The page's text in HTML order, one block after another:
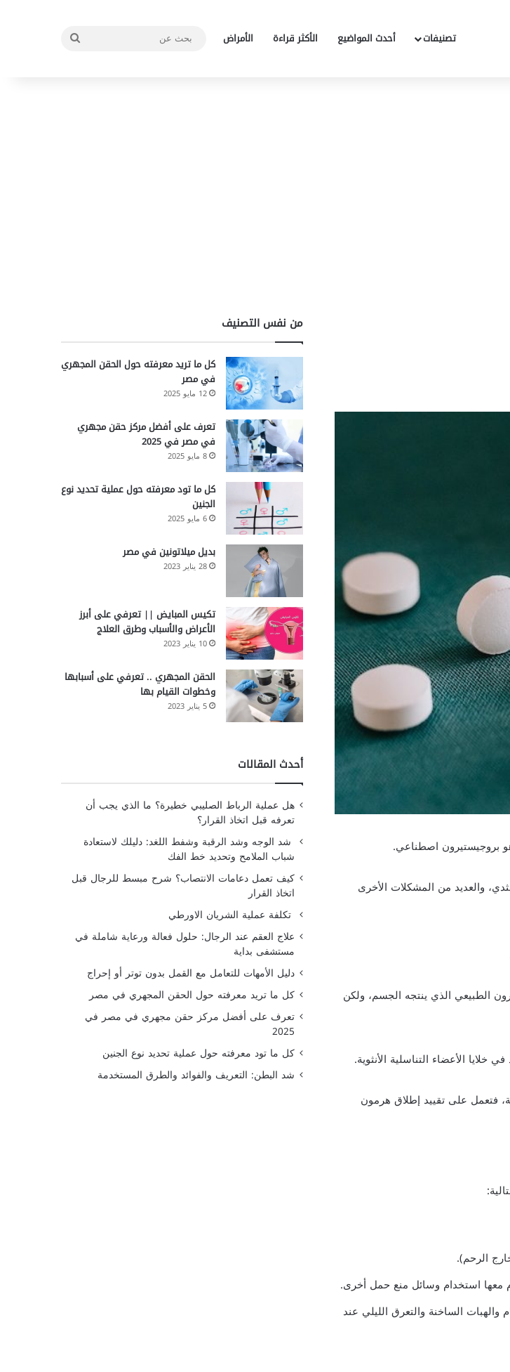
تصنيفات أحدث المواضيع الأكثر قراءة الأمراض
بحث
والعديد من المشكلات الأخرى
الطبيعي الذي ينتجه الجسم، ولكن
الأعضاء التناسلية الأنثوية.
فتعمل على تقييد إطلاق هرمون
الرحم).
معها استخدام وسائل منع حمل أخرى.
الساخنة والتعرق الليلي عند
من نفس التصنيف
كل ما تريد معرفته حول الحقن المجهري
في مصر
12 مايو 2025
تعرف على أفضل مركز حقن مجهري
في مصر في 2025
8 مايو 2025
كل ما تود معرفته حول عملية تحديد نوع
الجنين
6 مايو 2025
بديل ميلاتونين في مصر
28 يناير 2023
تكيس المبايض || تعرفي على أبرز
الأعراض والأسباب وطرق العلاج
10 يناير 2023
الحقن المجهري .. تعرفي على أسبابها
وخطوات القيام بها
5 يناير 2023
أحدث المقالات
هل عملية الرباط الصليبي خطيرة؟ ما الذي يجب أن
تعرفه قبل اتخاذ القرار؟
شد الوجه وشد الرقبة وشفط اللغد: دليلك لاستعادة
شباب الملامح وتحديد خط الفك
كيف تعمل دعامات الانتصاب؟ شرح مبسط للرجال قبل
اتخاذ القرار
تكلفة عملية الشريان الاورطي
علاج العقم عند الرجال: حلول فعالة ورعاية شاملة في
مستشفى بداية
دليل الأمهات للتعامل مع القمل بدون توتر أو إحراج
كل ما تريد معرفته حول الحقن المجهري في مصر
تعرف على أفضل مركز حقن مجهري في مصر في
2025
كل ما تود معرفته حول عملية تحديد نوع الجنين
شد البطن: التعريف والفوائد والطرق المستخدمة